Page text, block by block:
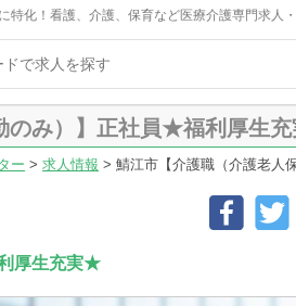
特化！看護、介護、保育など医療介護専門求人
のみ）】正社員★福利厚生
ー > 求人情報 > 鯖江市【介護職（介護老
厚生充実★